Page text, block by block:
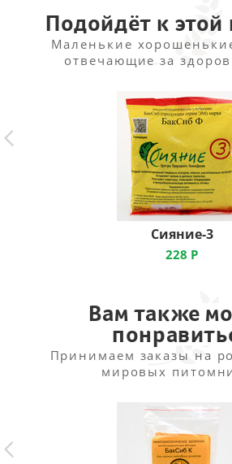
Подойдёт к этой
Маленькие
отвечающие за
Сияние-3
228 Р
Вам также
Принимаем заказы на
мировых